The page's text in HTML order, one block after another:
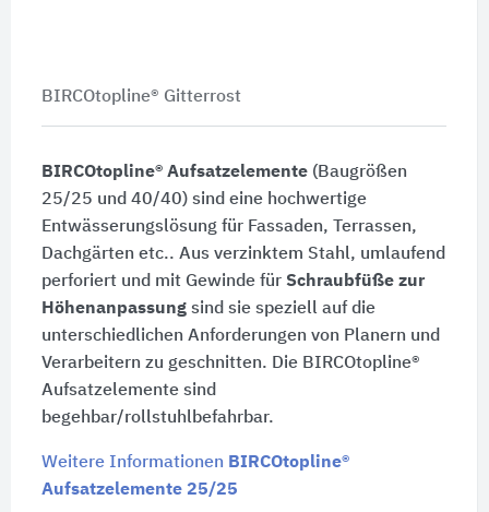
BIRCOtopline® Gitterrost
BIRCOtopline® Aufsatzelemente(Baugrößen
25/25 und 40/40) sind eine hochwertige
Entwässerungslösung für Fassaden, Terrassen,
Dachgärten etc.. Aus verzinktem Stahl, umlaufend
perforiert und mit Gewinde für Schraubfüße zur
Höhenanpassungsind sie speziell auf die
unterschiedlichen Anforderungen von Planern und
Verarbeitern zu geschnitten. Die BIRCOtopline®
Aufsatzelemente sind
begehbar/rollstuhlbefahrbar.
Weitere Informationen BIRCOtopline®
Aufsatzelemente 25/25